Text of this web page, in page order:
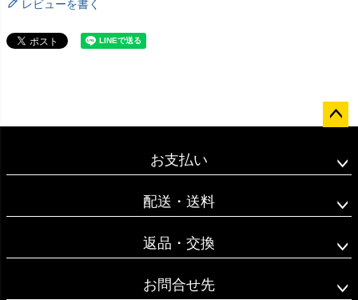
レビューを書く
ップ
お支払い
配送・送料
返品・交換
お問合せ先